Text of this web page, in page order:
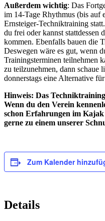
Außerdem wichtig: Das
im 14-Tage Rhythmus (bis auf
Ernsteiger-Techniktraining
du frei oder kannst stattdessen
kommen. Ebenfalls bauen die
Deswegen wäre es gut, wenn
Trainingsterminen teilnehmen
zu teilzunehmen, dann schaue
donnerstags eine Alternative
Hinweis: Das
Wenn du den Verein
schon Erfahrungen im
gerne zu einem unserer
Zum Kalender
Details